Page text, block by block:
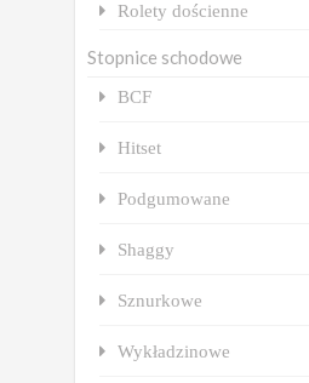
Rolety dościenne
Stopnice schodowe
BCF
Hitset
Podgumowane
Shaggy
Sznurkowe
Wykładzinowe